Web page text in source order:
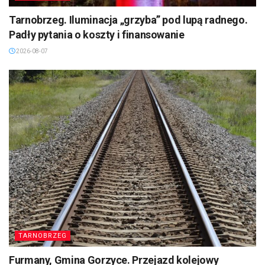
Tarnobrzeg. Iluminacja „grzyba” pod lupą radnego.
Padły pytania o koszty i finansowanie
2026-08-07
TARNOBRZEG
Furmany, Gmina Gorzyce. Przejazd kolejowy